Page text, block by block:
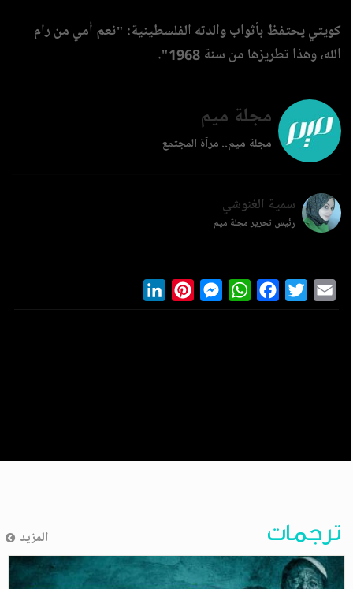
كويتي يحتفظ بأثواب والدته الفلسطينية: "نعم أمي من رام
الله، وهذا تطريزها من سنة 1968".
مجلة ميم
مجلة ميم.. مرآة المجتمع
سمية الغنوشي
رئيس تحرير مجلة ميم
LinkedInPinterestMessengerWhatsAppFacebook
Twitter
ترجمات المزيد